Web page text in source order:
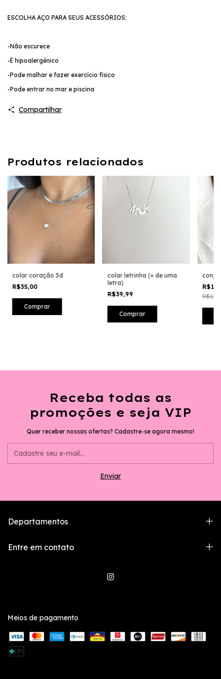
ESCOLHA AÇO PARA SEUS ACESSÓRIOS:
-Não escurece
-É hipoalergênico
-Pode malhar e fazer exercício físico
-Pode entrar no mar e piscina
Compartilhar
Produtos relacionados
colar coração 3d
R$35,00
colar letrinha (+ de uma
letra)
R$39,99
Comprar
Receba todas as
promoções e seja VIP
Quer receber nossas ofertas? Cadastre-se agora mesmo!
Departamentos
Entre em contato
Meios de pagamento